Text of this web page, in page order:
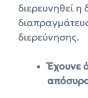
διερευνηθεί η
διερεύνησης.
Έχουνε